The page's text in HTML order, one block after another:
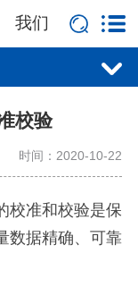
我们
校验
时间：2020-10-22
校准和校验是保
数据精确、可靠